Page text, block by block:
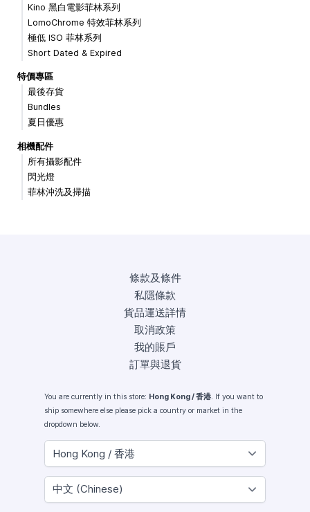
Kino 黑白電影菲林系列
LomoChrome 特效菲林系列
極低 ISO 菲林系列
Short Dated & Expired
特價專區
最後存貨
Bundles
夏日優惠
相機配件
所有攝影配件
閃光燈
菲林沖洗及掃描
條款及條件
私隱條款
貨品運送詳情
取消政策
我的賬戶
訂單與退貨
You are currently in this store: Hong Kong / 香港. If you want to
ship somewhere else please pick a country or market in the
dropdown below.